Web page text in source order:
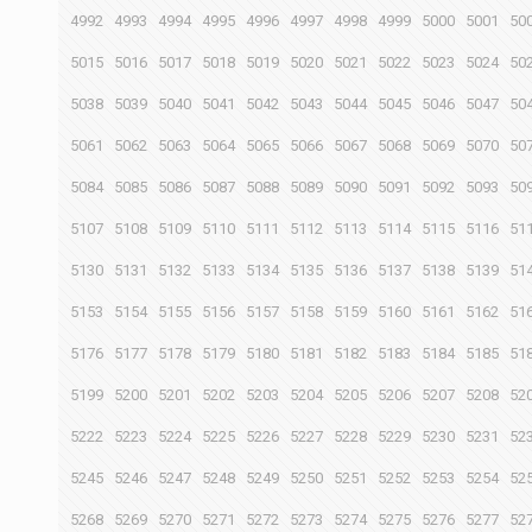
4992 4993 4994 4995 4996 4997 4998 4999 5000 5001
5015 5016 5017 5018 5019 5020 5021 5022 5023 5024
5038 5039 5040 5041 5042 5043 5044 5045 5046 5047
5061 5062 5063 5064 5065 5066 5067 5068 5069 5070
5084 5085 5086 5087 5088 5089 5090 5091 5092 5093
5107 5108 5109 5110 5111 5112 5113 5114 5115 5116
5130 5131 5132 5133 5134 5135 5136 5137 5138 5139
5153 5154 5155 5156 5157 5158 5159 5160 5161 5162
5176 5177 5178 5179 5180 5181 5182 5183 5184 5185
5199 5200 5201 5202 5203 5204 5205 5206 5207 5208
5222 5223 5224 5225 5226 5227 5228 5229 5230 5231
5245 5246 5247 5248 5249 5250 5251 5252 5253 5254
5268 5269 5270 5271 5272 5273 5274 5275 5276 5277